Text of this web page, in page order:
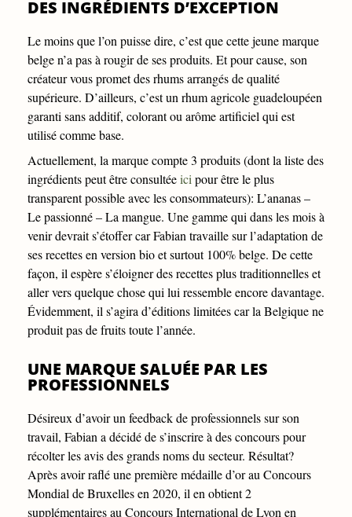
DES INGRÉDIENTS D’EXCEPTION
Le moins que l’on puisse dire, c’est que cette jeune marque
belge n’a pas à rougir de ses produits. Et pour cause, son
créateur vous promet des rhums arrangés de qualité
supérieure. D’ailleurs, c’est un rhum agricole guadeloupéen
garanti sans additif, colorant ou arôme artificiel qui est
utilisé comme base.
Actuellement, la marque compte 3 produits (dont la liste des
ingrédients peut être consultéeici pour être le plus
transparent possible avec les consommateurs): L’ananas –
Le passionné – La mangue. Une gamme qui dans les mois à
venir devrait s’étoffer car Fabian travaille sur l’adaptation de
ses recettes en version bio et surtout 100% belge. De cette
façon, il espère s’éloigner des recettes plus traditionnelles et
aller vers quelque chose qui lui ressemble encore davantage.
Évidemment, il s’agira d’éditions limitées car la Belgique ne
produit pas de fruits toute l’année.
UNE MARQUE SALUÉE PAR LES
PROFESSIONNELS
Désireux d’avoir un feedback de professionnels sur son
travail, Fabian a décidé de s’inscrire à des concours pour
récolter les avis des grands noms du secteur. Résultat?
Après avoir raflé une première médaille d’or au Concours
Mondial de Bruxelles en 2020, il en obtient 2
supplémentaires au Concours International de Lyon en